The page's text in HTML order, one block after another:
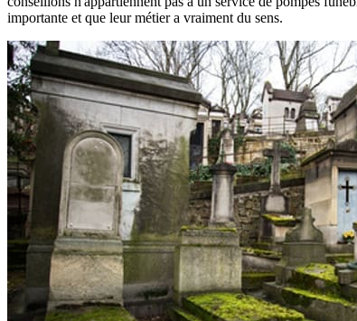
importante et que leur métier a vraiment du sens.